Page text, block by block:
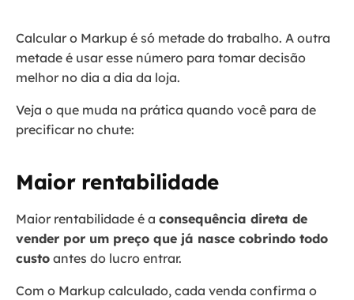
Calcular o Markup é só metade do trabalho. A outra
metade é usar esse número para tomar decisão
melhor no dia a dia da loja.
Veja o que muda na prática quando você para de
precificar no chute:
Maior rentabilidade
Maior rentabilidade é a consequência direta de
vender por um preço que já nasce cobrindo todo
custo antes do lucro entrar.
Com o Markup calculado, cada venda confirma o